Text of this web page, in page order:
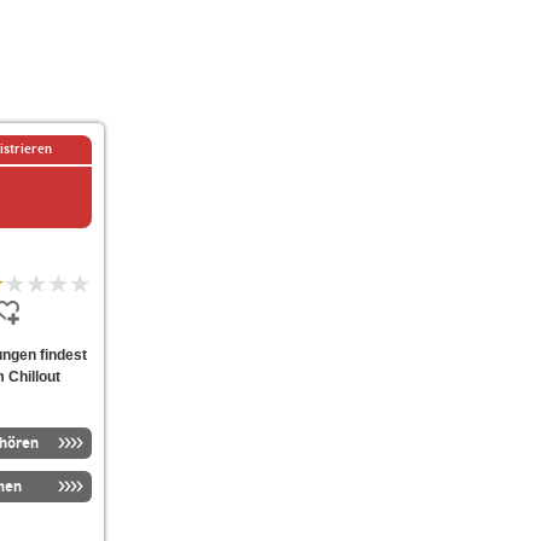
findest
Chillout